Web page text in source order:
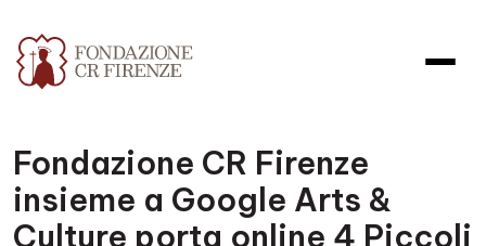
Fondazione CR Firenze
insieme a Google Arts &
Culture porta online 4 Piccoli